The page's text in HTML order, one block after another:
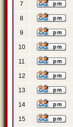
7
8
9
10
11
12
13
14
15